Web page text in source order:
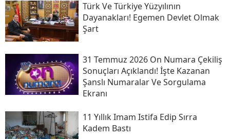
Türk Ve Türkiye Yüzyılının
Dayanakları! Egemen Devlet Olmak
Şart
31 Temmuz 2026 On Numara Çekiliş
Sonuçları Açıklandı! İşte Kazanan
Şanslı Numaralar Ve Sorgulama
Ekranı
11 Yıllık Imam Istifa Edip Sırra
Kadem Bastı